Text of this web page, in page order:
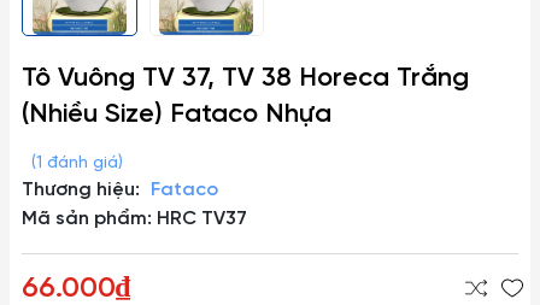
Tô Vuông TV 37, TV 38 Horeca Trắng
(Nhiều Size) Fataco Nhựa
(1 đánh giá)
Thương hiệu:
Fataco
Mã sản phẩm: HRC TV37
66.000₫